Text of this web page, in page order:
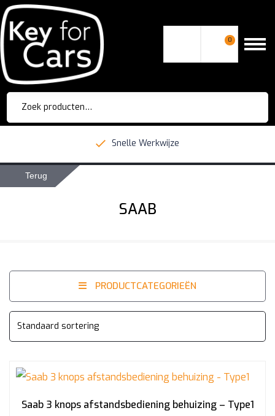
0
Zoeken
naar:
Snelle Werkwijze
Terug
SAAB
PRODUCTCATEGORIEËN
Saab 3 knops afstandsbediening behuizing – Type1